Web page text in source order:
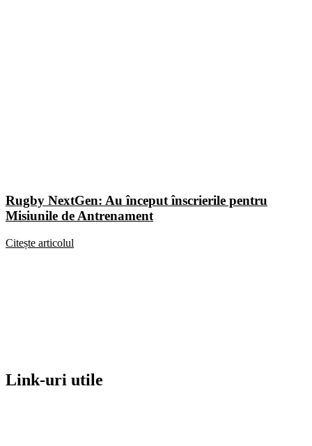
Rugby NextGen: Au început înscrierile pentru
Misiunile de Antrenament
Citește articolul
Link-uri utile